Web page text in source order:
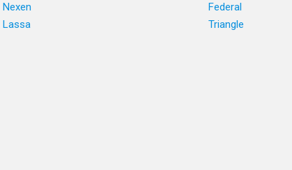
Nexen
Federal
Lassa Triangle